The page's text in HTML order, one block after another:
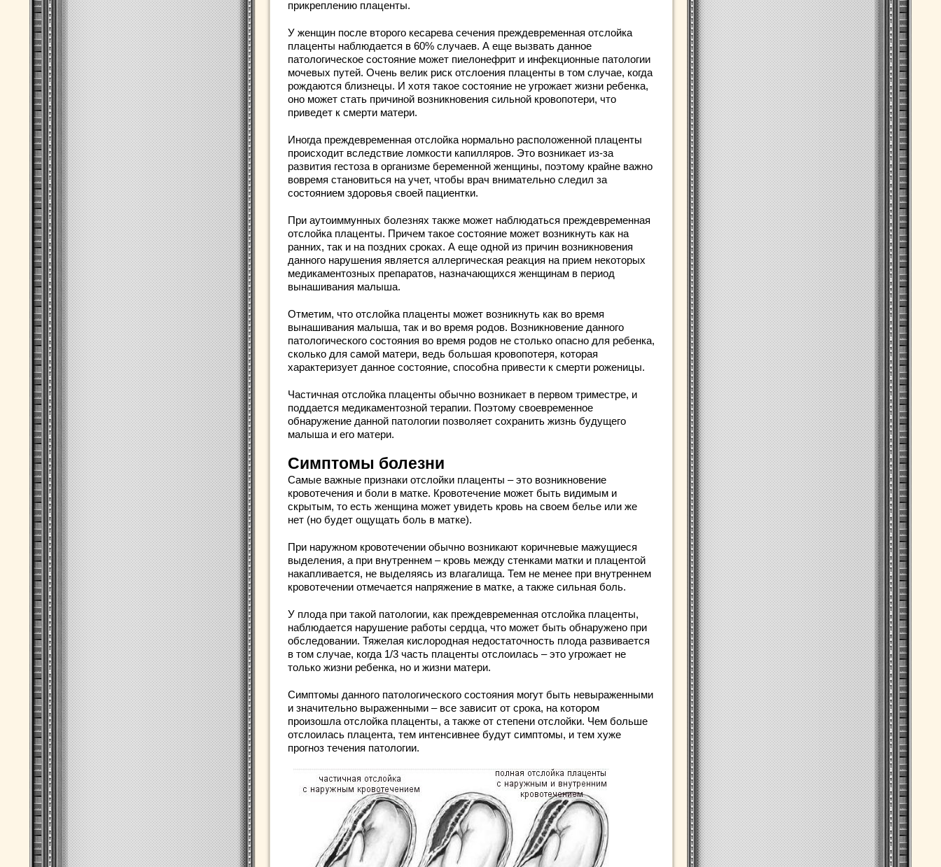
прикреплению плаценты.
У женщин после второго кесарева сечения преждевременная отслойка
плаценты наблюдается в 60% случаев. А еще вызвать данное
патологическое состояние может пиелонефрит и инфекционные патологии
мочевых путей. Очень велик риск отслоения плаценты в том случае, когда
рождаются близнецы. И хотя такое состояние не угрожает жизни ребенка,
оно может стать причиной возникновения сильной кровопотери, что
приведет к смерти матери.
Иногда преждевременная отслойка нормально расположенной плаценты
происходит вследствие ломкости капилляров. Это возникает из-за
развития гестоза в организме беременной женщины, поэтому крайне важно
вовремя становиться на учет, чтобы врач внимательно следил за
состоянием здоровья своей пациентки.
При аутоиммунных болезнях также может наблюдаться преждевременная
отслойка плаценты. Причем такое состояние может возникнуть как на
ранних, так и на поздних сроках. А еще одной из причин возникновения
данного нарушения является аллергическая реакция на прием некоторых
медикаментозных препаратов, назначающихся женщинам в период
вынашивания малыша.
Отметим, что отслойка плаценты может возникнуть как во время
вынашивания малыша, так и во время родов. Возникновение данного
патологического состояния во время родов не столько опасно для ребенка,
сколько для самой матери, ведь большая кровопотеря, которая
характеризует данное состояние, способна привести к смерти роженицы.
Частичная отслойка плаценты обычно возникает в первом триместре, и
поддается медикаментозной терапии. Поэтому своевременное
обнаружение данной патологии позволяет сохранить жизнь будущего
малыша и его матери.
Симптомы болезни
Самые важные признаки отслойки плаценты – это возникновение
кровотечения и боли в матке. Кровотечение может быть видимым и
скрытым, то есть женщина может увидеть кровь на своем белье или же
нет (но будет ощущать боль в матке).
При наружном кровотечении обычно возникают коричневые мажущиеся
выделения, а при внутреннем – кровь между стенками матки и плацентой
накапливается, не выделяясь из влагалища. Тем не менее при внутреннем
кровотечении отмечается напряжение в матке, а также сильная боль.
У плода при такой патологии, как преждевременная отслойка плаценты,
наблюдается нарушение работы сердца, что может быть обнаружено при
обследовании. Тяжелая кислородная недостаточность плода развивается
в том случае, когда 1/3 часть плаценты отслоилась – это угрожает не
только жизни ребенка, но и жизни матери.
Симптомы данного патологического состояния могут быть невыраженными
и значительно выраженными – все зависит от срока, на котором
произошла отслойка плаценты, а также от степени отслойки. Чем больше
отслоилась плацента, тем интенсивнее будут симптомы, и тем хуже
прогноз течения патологии.